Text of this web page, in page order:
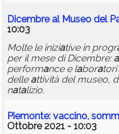
Dicembre al Museo del P
10:03
Molte le iniziative in progr
per il mese di Dicembre: a
performance e laboratori
delle attività del museo,
natalizio.
Piemonte: vaccino,
Ottobre 2021 - 10:03